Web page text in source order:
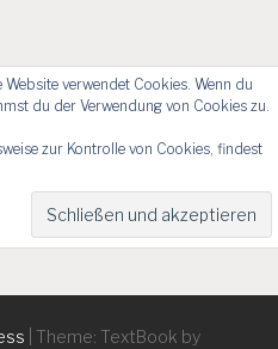
verwendet Cookies. Wenn du
du der Verwendung von Cookies zu.
zur Kontrolle von Cookies, findest
Theme: TextBook by